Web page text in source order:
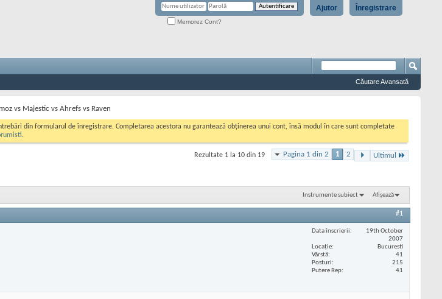
Înregistrare
Ajutor
Memorez Cont?
Căutare Avansată
vs Majestic vs Ahrefs vs Raven
din formularul de înregistrare. Completarea acestora nu garantează obținerea unui cont, însă modul în care sunt completate
.
Pagina 1 din 2 1 2 Ultimul
Rezultate 1 la 10 din 19
Instrumente subiect Afișează
#1
Data înscrierii
19th October
2007
Locaţie
Bucuresti
Vârstă
41
Posturi
215
Putere Rep
41